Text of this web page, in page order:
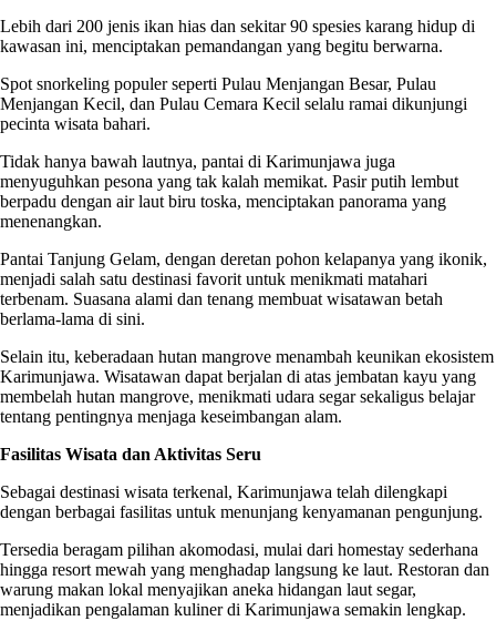
Lebih dari 200 jenis ikan hias dan sekitar 90 spesies karang hidup di
kawasan ini, menciptakan pemandangan yang begitu berwarna.
Spot snorkeling populer seperti Pulau Menjangan Besar, Pulau
Menjangan Kecil, dan Pulau Cemara Kecil selalu ramai dikunjungi
pecinta wisata bahari.
Tidak hanya bawah lautnya, pantai di Karimunjawa juga
menyuguhkan pesona yang tak kalah memikat. Pasir putih lembut
berpadu dengan air laut biru toska, menciptakan panorama yang
menenangkan.
Pantai Tanjung Gelam, dengan deretan pohon kelapanya yang ikonik,
menjadi salah satu destinasi favorit untuk menikmati matahari
terbenam. Suasana alami dan tenang membuat wisatawan betah
berlama-lama di sini.
Selain itu, keberadaan hutan mangrove menambah keunikan ekosistem
Karimunjawa. Wisatawan dapat berjalan di atas jembatan kayu yang
membelah hutan mangrove, menikmati udara segar sekaligus belajar
tentang pentingnya menjaga keseimbangan alam.
Fasilitas Wisata dan Aktivitas Seru
Sebagai destinasi wisata terkenal, Karimunjawa telah dilengkapi
dengan berbagai fasilitas untuk menunjang kenyamanan pengunjung.
Tersedia beragam pilihan akomodasi, mulai dari homestay sederhana
hingga resort mewah yang menghadap langsung ke laut. Restoran dan
warung makan lokal menyajikan aneka hidangan laut segar,
menjadikan pengalaman kuliner di Karimunjawa semakin lengkap.